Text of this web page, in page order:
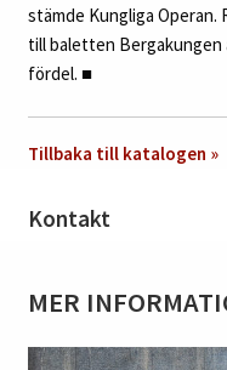
stämde Kungliga
till baletten Bergakungen
fördel. ■
Tillbaka till katalogen »
Kontakt
MER